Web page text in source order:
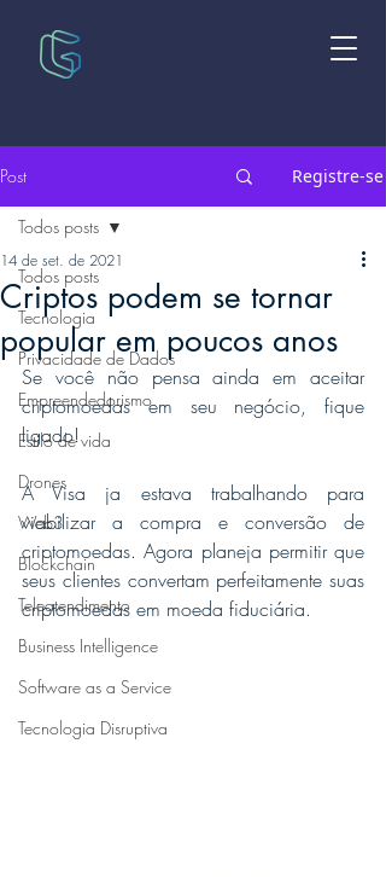
Post Registre-se
Todos posts
Tecnologia
Privacidade de Dados
Empreendedorismo
Estilo de vida
Drones
Web3
Blockchain
Teleatendimento
Business Intelligence
Software as a Service
Tecnologia Disruptiva
Todos posts
Criptos podem se tornar
popular em poucos anos
14 de set. de 2021
Se você não pensa ainda em aceitar
criptomoedas em seu negócio, fique
ligado!
A Visa ja estava trabalhando para
viabilizar a compra e conversão de
criptomoedas. Agora planeja permitir que
seus clientes convertam perfeitamente suas
criptomoedas em moeda fiduciária.